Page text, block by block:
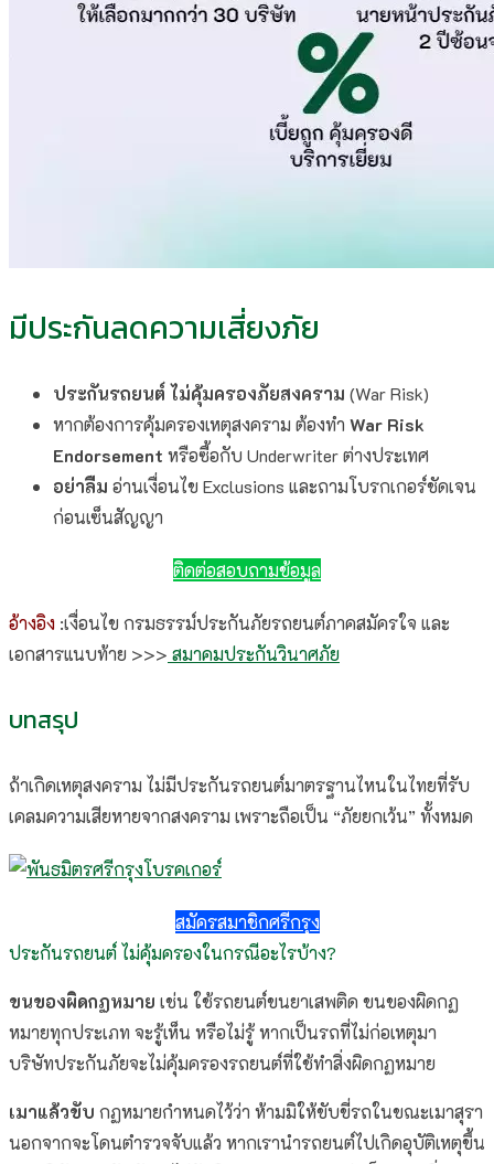
มีประกันลดความเสี่ยงภัย
ประกันรถยนต์ ไม่คุ้มครองภัยสงคราม (War Risk)
หากต้องการคุ้มครองเหตุสงคราม ต้องทำ War Risk
Endorsement หรือซื้อกับ Underwriter ต่างประเทศ
อย่าลืม อ่านเงื่อนไข Exclusions และถามโบรกเกอร์ชัดเจน
ก่อนเซ็นสัญญา
ติดต่อสอบถามข้อมูล
อ้างอิง :เงื่อนไข กรมธรรม์ประกันภัยรถยนต์ภาคสมัครใจ และ
เอกสารแนบท้าย >>> สมาคมประกันวินาศภัย
บทสรุป
ถ้าเกิดเหตุสงคราม ไม่มีประกันรถยนต์มาตรฐานไหนในไทยที่รับ
เคลมความเสียหายจากสงคราม เพราะถือเป็น “ภัยยกเว้น” ทั้งหมด
สมัครสมาชิกศรีกรุง
ประกันรถยนต์ ไม่คุ้มครองในกรณีอะไรบ้าง?
ขนของผิดกฏหมาย เช่น ใช้รถยนต์ขนยาเสพติด ขนของผิดกฏ
หมายทุกประเภท จะรู้เห็น หรือไม่รู้ หากเป็นรถที่ไม่ก่อเหตุมา
บริษัทประกันภัยจะไม่คุ้มครองรถยนต์ที่ใช้ทำสิ่งผิดกฏหมาย
เมาแล้วขับ กฏหมายกำหนดไว้ว่า ห้ามมิให้ขับขี่รถในขณะเมาสุรา
นอกจากจะโดนตำรวจจับแล้ว หากเรานำรถยนต์ไปเกิดอุบัติเหตุขึ้น